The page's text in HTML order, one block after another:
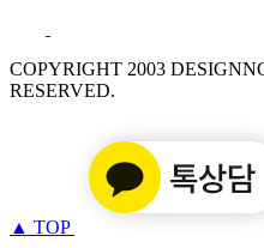
COPYRIGHT 2003
RESERVED.
▲ TOP